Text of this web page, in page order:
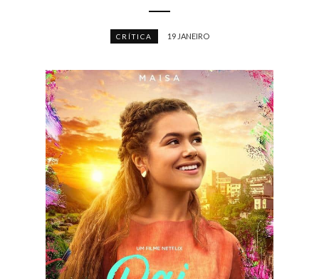
CRÍTICA 19 JANEIRO